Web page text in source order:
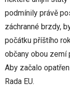
podmínily právě
záchranné brzdy,
počátku příštího
občany obou zemí
Aby začalo
Rada EU.